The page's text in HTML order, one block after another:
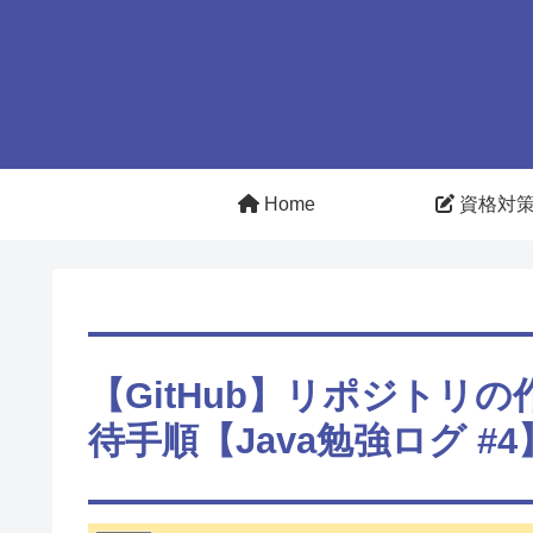
Home 資格対
【GitHub】リポジトリ
待手順【Java勉強ログ #4